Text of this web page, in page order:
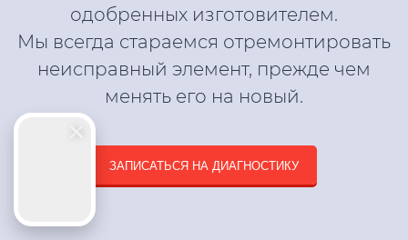
одобренных изготовителем.
Мы всегда стараемся отремонтировать
неисправный элемент, прежде чем
менять его на новый.
ЗАПИСАТЬСЯ НА ДИАГНОСТИКУ